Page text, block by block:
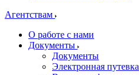
Агентствам
О работе с нами
Документы
Документы
Электронная путевка